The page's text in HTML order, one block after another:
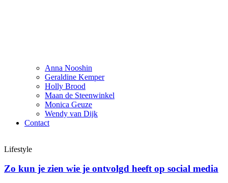
Anna Nooshin
Geraldine Kemper
Holly Brood
Maan de Steenwinkel
Monica Geuze
Wendy van Dijk
Contact
Lifestyle
Zo kun je zien wie je ontvolgd heeft op social media